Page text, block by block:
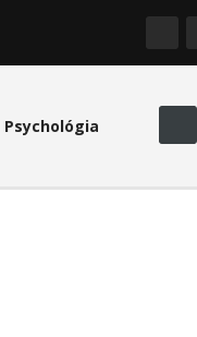
Psychológia